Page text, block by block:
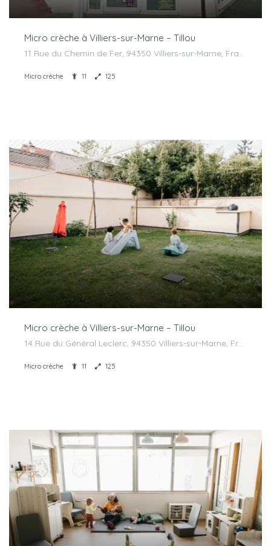
Micro crèche à Villiers-sur-Marne – Tillou
11 Rue du Chemin de Fer, 94350 Villiers-sur-Marne, France
Micro crèche 11 125
Micro crèche à Villiers-sur-Marne – Tillou
14 Rue du Général Leclerc, 94350 Villiers-sur-Marne, France
Micro crèche 11 125